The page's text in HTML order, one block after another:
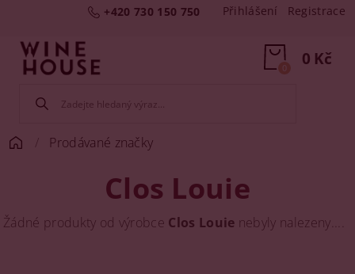
+420 730 150 750 Přihlášení Registrace
0 Kč
0
Prodávané značky
Clos Louie
Žádné produkty od výrobce Clos Louie nebyly nalezeny....